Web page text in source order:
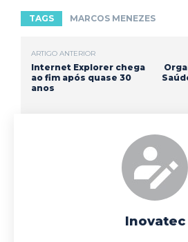
TAGS MARCOS MENEZES
ARTIGO ANTERIOR
Internet Explorer chega
ao fim após quase 30
anos
Inovatec